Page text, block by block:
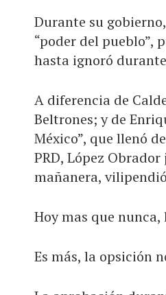
Durante su
“poder del pueblo”,
hasta ignoró
A diferencia de
Beltrones; y de
México”, que llenó
PRD, López
mañanera,
Hoy mas que
Es más, la opsición